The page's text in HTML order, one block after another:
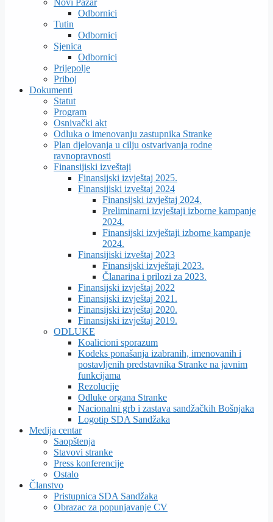
Novi Pazar
Odbornici
Tutin
Odbornici
Sjenica
Odbornici
Prijepolje
Priboj
Dokumenti
Statut
Program
Osnivački akt
Odluka o imenovanju zastupnika Stranke
Plan djelovanja u cilju ostvarivanja rodne
ravnopravnosti
Finansijiski izveštaji
Finansijski izvještaj 2025.
Finansijiski izveštaj 2024
Finansijski izvještaj 2024.
Preliminarni izvještaji izborne kampanje
2024.
Finansijski izvještaji izborne kampanje
2024.
Finansijiski izveštaj 2023
Finansijski izvještaji 2023.
Članarina i prilozi za 2023.
Finansijski izvještaj 2022
Finansijski izvještaj 2021.
Finansijski izvještaj 2020.
Finansijski izvještaj 2019.
ODLUKE
Koalicioni sporazum
Kodeks ponašanja izabranih, imenovanih i
postavljenih predstavnika Stranke na javnim
funkcijama
Rezolucije
Odluke organa Stranke
Nacionalni grb i zastava sandžačkih Bošnjaka
Logotip SDA Sandžaka
Medija centar
Saopštenja
Stavovi stranke
Press konferencije
Ostalo
Članstvo
Pristupnica SDA Sandžaka
Obrazac za popunjavanje CV